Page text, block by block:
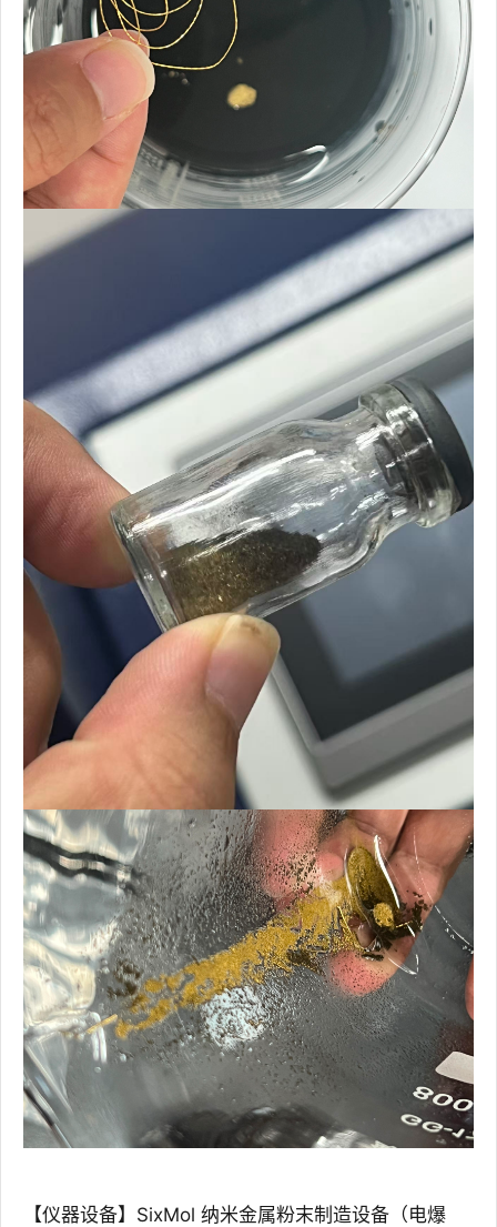
【仪器设备】SixMol 纳米金属粉末制造设备（电爆